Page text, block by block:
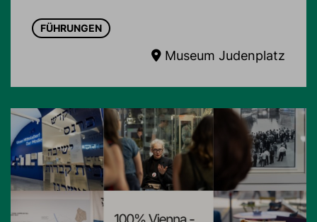
FÜHRUNGEN
Museum Judenplatz